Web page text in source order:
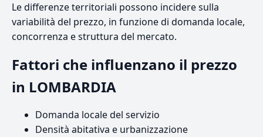
Le differenze territoriali possono incidere sulla
variabilità del prezzo, in funzione di domanda locale,
concorrenza e struttura del mercato.
Fattori che influenzano il prezzo
in LOMBARDIA
Domanda locale del servizio
Densità abitativa e urbanizzazione